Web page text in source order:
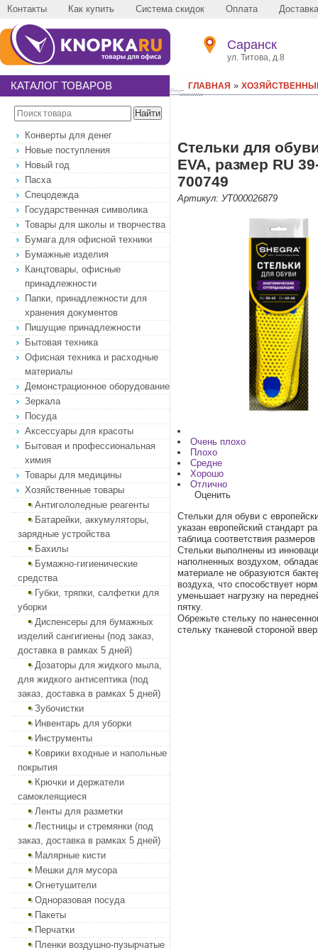
Контакты Как купить Система скидок Оплата Доставка
Саранск
ул. Титова, д.8
КАТАЛОГ ТОВАРОВ
Конверты для денег
Новые поступления
Новый год
Пасха
Спецодежда
Государственная символика
Товары для школы и творчества
Бумага для офисной техники
Бумажные изделия
Канцтовары, офисные
принадлежности
Папки, принадлежности для
хранения документов
Пишущие принадлежности
Бытовая техника
Офисная техника и расходные
материалы
Демонстрационное оборудование
Зеркала
Посуда
Аксессуары для красоты
Бытовая и профессиональная
химия
Товары для медицины
Хозяйственные товары
Антигололедные реагенты
Батарейки, аккумуляторы,
зарядные устройства
Бахилы
Бумажно-гигиенические
средства
Губки, тряпки, салфетки для
уборки
Диспенсеры для бумажных
изделий сангигиены (под заказ,
доставка в рамках 5 дней)
Дозаторы для жидкого мыла,
для жидкого антисептика (под
заказ, доставка в рамках 5 дней)
Зубочистки
Инвентарь для уборки
Инструменты
Коврики входные и напольные
покрытия
Крючки и держатели
самоклеящиеся
Ленты для разметки
Лестницы и стремянки (под
заказ, доставка в рамках 5 дней)
Малярные кисти
Мешки для мусора
Огнетушители
Одноразовая посуда
Пакеты
Перчатки
Пленки воздушно-пузырчатые
ГЛАВНАЯ »
Стельки для
EVA, размер RU
700749
Артикул: УТ000026879
Очень плохо
Плохо
Средне
Хорошо
Отлично
Оценить
Стельки для обуви с
указан европейский стандарт
таблица соответствия
Стельки выполнены из
наполненных воздухом,
материале не образуются
воздуха, что способствует
уменьшает нагрузку на
пятку.
Обрежьте стельку по
стельку тканевой стороной